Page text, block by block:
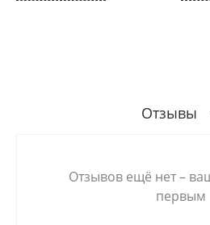
Отзывы
Отзывов ещё нет –
первым